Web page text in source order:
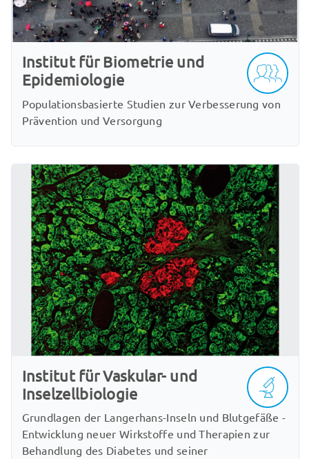
Institut für Biometrie und
Epidemiologie
Populationsbasierte Studien zur Verbesserung von
Prävention und Versorgung
Institut für Vaskular- und
Inselzellbiologie
Grundlagen der Langerhans-Inseln und Blutgefäße -
Entwicklung neuer Wirkstoffe und Therapien zur
Behandlung des Diabetes und seiner